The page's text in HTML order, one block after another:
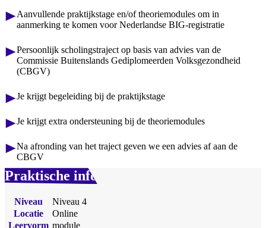
Aanvullende praktijkstage en/of theoriemodules om in
aanmerking te komen voor Nederlandse BIG-registratie
Persoonlijk scholingstraject op basis van advies van de
Commissie Buitenslands Gediplomeerden Volksgezondheid
(CBGV)
Je krijgt begeleiding bij de praktijkstage
Je krijgt extra ondersteuning bij de theoriemodules
Na afronding van het traject geven we een advies af aan de
CBGV
Praktische info
Niveau
Niveau 4
Locatie
Online
Leervorm module